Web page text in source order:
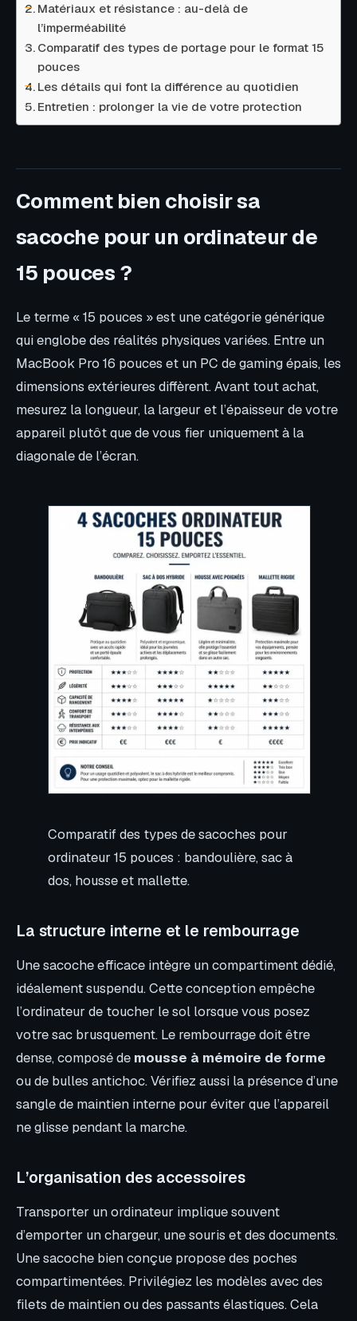
Matériaux et résistance : au-delà de
l’imperméabilité
Comparatif des types de portage pour le format 15
pouces
Les détails qui font la différence au quotidien
Entretien : prolonger la vie de votre protection
Comment bien choisir sa
sacoche pour un ordinateur de
15 pouces ?
Le terme « 15 pouces » est une catégorie générique
qui englobe des réalités physiques variées. Entre un
MacBook Pro 16 pouces et un PC de gaming épais, les
dimensions extérieures diffèrent. Avant tout achat,
mesurez la longueur, la largeur et l’épaisseur de votre
appareil plutôt que de vous fier uniquement à la
diagonale de l’écran.
Comparatif des types de sacoches pour
ordinateur 15 pouces : bandoulière, sac à
dos, housse et mallette.
La structure interne et le rembourrage
Une sacoche efficace intègre un compartiment dédié,
idéalement suspendu. Cette conception empêche
l’ordinateur de toucher le sol lorsque vous posez
votre sac brusquement. Le rembourrage doit être
dense, composé de mousse à mémoire de forme
ou de bulles antichoc. Vérifiez aussi la présence d’une
sangle de maintien interne pour éviter que l’appareil
ne glisse pendant la marche.
L’organisation des accessoires
Transporter un ordinateur implique souvent
d’emporter un chargeur, une souris et des documents.
Une sacoche bien conçue propose des poches
compartimentées. Privilégiez les modèles avec des
filets de maintien ou des passants élastiques. Cela